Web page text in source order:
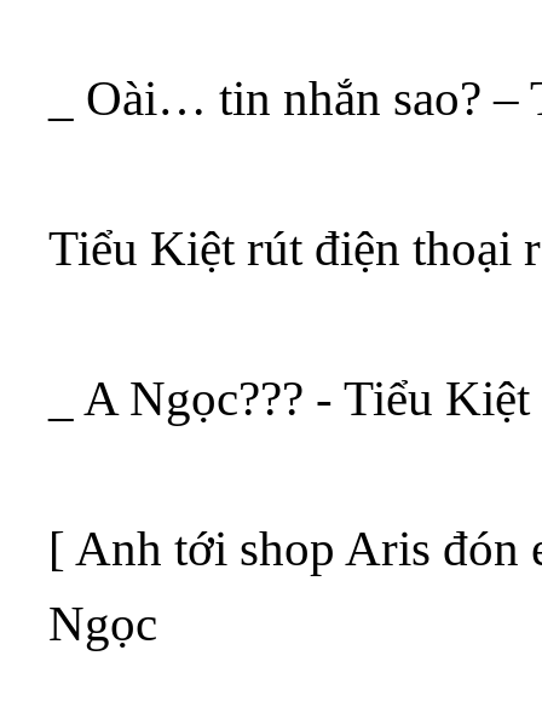
_ Oài… tin nhắn sao? –
Tiểu Kiệt rút điện thoại
_ A Ngọc??? - Tiểu
[ Anh tới shop Aris
Ngọc